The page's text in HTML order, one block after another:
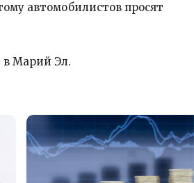
автомобилистов просят
в Марий Эл.